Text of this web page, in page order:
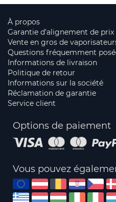
À propos
Garantie d'alignement de prix
Vente en gros de
Questions fréquemment
Informations de livraison
Politique de retour
Informations sur la société
Réclamation de garantie
Service client
Options de paiement
Vous pouvez